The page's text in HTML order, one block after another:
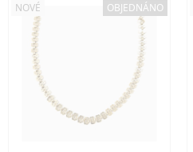
NOVÉ OBJEDNÁNO